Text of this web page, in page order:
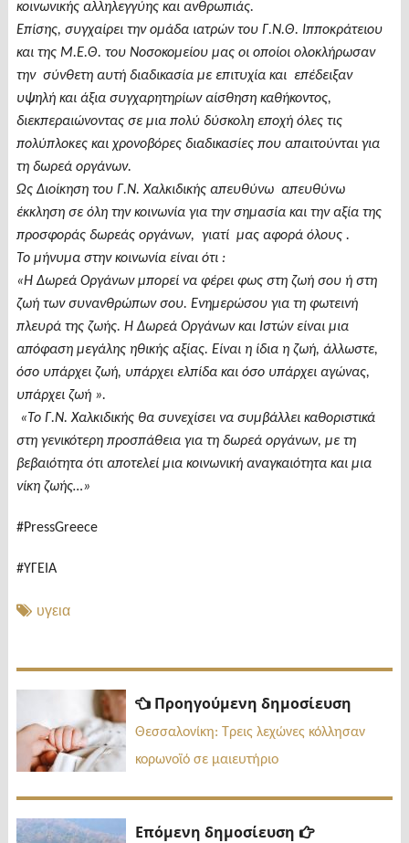
κοινωνικής αλληλεγγύης και ανθρωπιάς.
Επίσης, συγχαίρει την ομάδα ιατρών του Γ.Ν.Θ. Ιπποκράτειου
και της Μ.Ε.Θ. του Νοσοκομείου μας οι οποίοι ολοκλήρωσαν
την σύνθετη αυτή διαδικασία με επιτυχία και επέδειξαν
υψηλή και άξια συγχαρητηρίων αίσθηση καθήκοντος,
διεκπεραιώνοντας σε μια πολύ δύσκολη εποχή όλες τις
πολύπλοκες και χρονοβόρες διαδικασίες που απαιτούνται για
τη δωρεά οργάνων.
Ως Διοίκηση του Γ.Ν. Χαλκιδικής απευθύνω απευθύνω
έκκληση σε όλη την κοινωνία για την σημασία και την αξία της
προσφοράς δωρεάς οργάνων, γιατί μας αφορά όλους .
Το μήνυμα στην κοινωνία είναι ότι :
«Η Δωρεά Οργάνων μπορεί να φέρει φως στη ζωή σου ή στη
ζωή των συνανθρώπων σου. Ενημερώσου για τη φωτεινή
πλευρά της ζωής. Η Δωρεά Οργάνων και Ιστών είναι μια
απόφαση μεγάλης ηθικής αξίας. Είναι η ίδια η ζωή, άλλωστε,
όσο υπάρχει ζωή, υπάρχει ελπίδα και όσο υπάρχει αγώνας,
υπάρχει ζωή ».
«Το Γ.Ν. Χαλκιδικής θα συνεχίσει να συμβάλλει καθοριστικά
στη γενικότερη προσπάθεια για τη δωρεά οργάνων, με τη
βεβαιότητα ότι αποτελεί μια κοινωνική αναγκαιότητα και μια
νίκη ζωής…»
#PressGreece
#ΥΓΕΙΑ
υγεια
Πλοήγηση
άρθρων
Προηγούμενη δημοσίευση
Θεσσαλονίκη: Τρεις λεχώνες κόλλησαν
κορωνοϊό σε μαιευτήριο
Επόμενη δημοσίευση
Επόμενη